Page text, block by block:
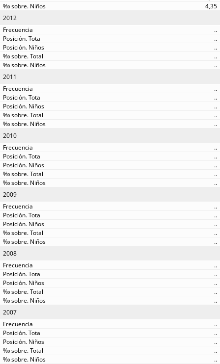
4,35
2012
..
..
..
..
..
2011
..
..
..
..
..
2010
..
..
..
..
..
2009
..
..
..
..
..
2008
..
..
..
..
..
2007
..
..
..
..
..